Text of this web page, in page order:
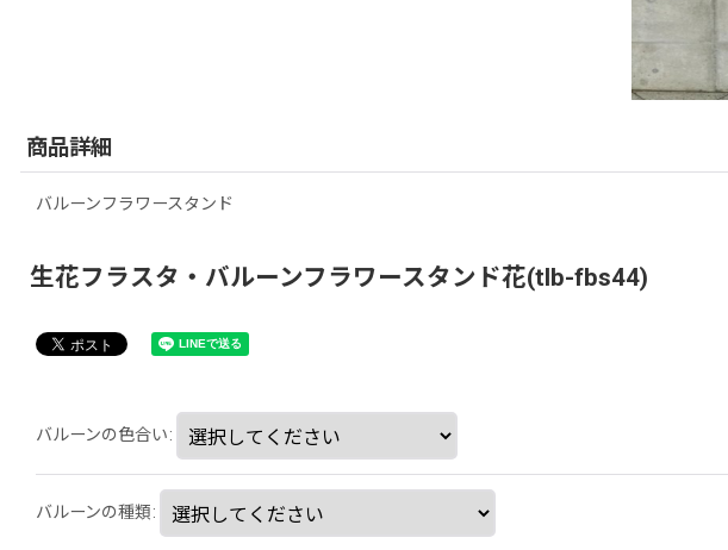
商品詳細
バルーンフラワースタンド
生花フラスタ・バルーンフラワースタンド花(tlb-fbs44)
バルーンの色合い:
バルーンの種類: